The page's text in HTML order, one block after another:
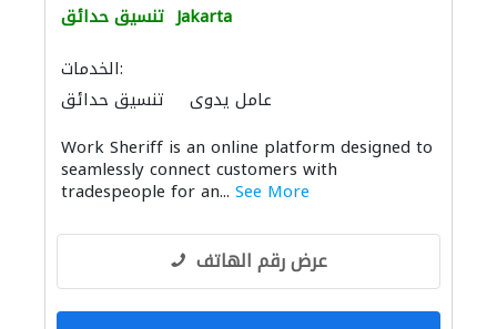
تنسيق حدائق Jakarta
الخدمات:
تنسيق حدائق
عامل يدوي
Work Sheriff is an online platform designed to
seamlessly connect customers with
tradespeople for an... See More
عرض رقم الهاتف